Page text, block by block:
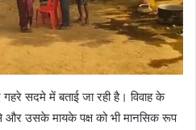
सदमे में बताई जा रही है। विवाह के
और उसके मायके पक्ष को भी मानसिक रूप